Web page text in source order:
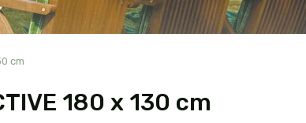
cm
180 x 130 cm